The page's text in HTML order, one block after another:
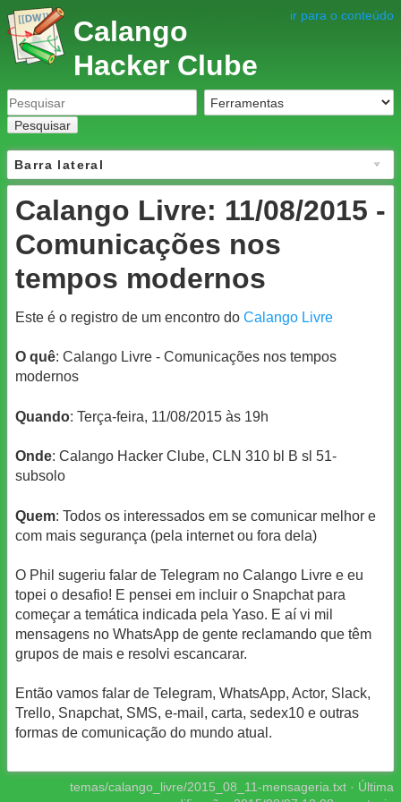
ir para o conteúdo
Calango
Hacker Clube
Pesquisar
Barra lateral
Calango Livre: 11/08/2015 -
Comunicações nos
tempos modernos
Este é o registro de um encontro do Calango Livre
O quê: Calango Livre - Comunicações nos tempos
modernos
Quando: Terça-feira, 11/08/2015 às 19h
Onde: Calango Hacker Clube, CLN 310 bl B sl 51-
subsolo
Quem: Todos os interessados em se comunicar melhor e
com mais segurança (pela internet ou fora dela)
O Phil sugeriu falar de Telegram no Calango Livre e eu
topei o desafio! E pensei em incluir o Snapchat para
começar a temática indicada pela Yaso. E aí vi mil
mensagens no WhatsApp de gente reclamando que têm
grupos de mais e resolvi escancarar.
Então vamos falar de Telegram, WhatsApp, Actor, Slack,
Trello, Snapchat, SMS, e-mail, carta, sedex10 e outras
formas de comunicação do mundo atual.
temas/calango_livre/2015_08_11-mensageria.txt · Última